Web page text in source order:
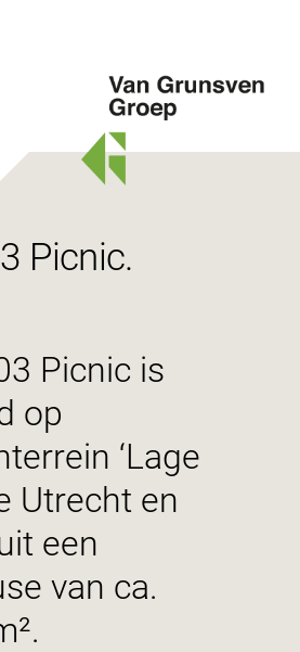
Groep
Picnic.
Picnic is
op
‘Lage
Utrecht en
een
van ca.